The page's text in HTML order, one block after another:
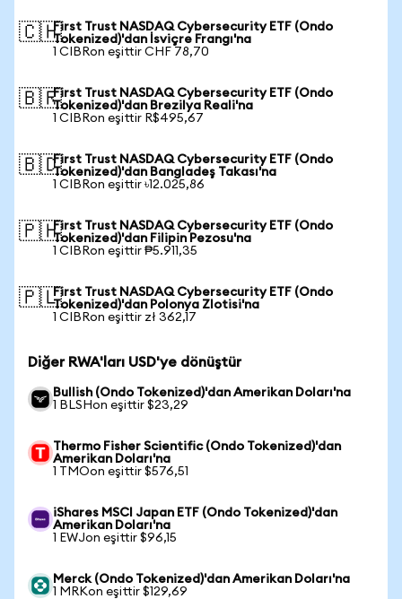
🇨🇭First Trust NASDAQ Cybersecurity ETF (Ondo
Tokenized)'dan İsviçre Frangı'na
1 CIBRon eşittir CHF 78,70
🇧🇷First Trust NASDAQ Cybersecurity ETF (Ondo
Tokenized)'dan Brezilya Reali'na
1 CIBRon eşittir R$495,67
🇧🇩First Trust NASDAQ Cybersecurity ETF (Ondo
Tokenized)'dan Bangladeş Takası'na
1 CIBRon eşittir ৳12.025,86
🇵🇭First Trust NASDAQ Cybersecurity ETF (Ondo
Tokenized)'dan Filipin Pezosu'na
1 CIBRon eşittir ₱5.911,35
🇵🇱First Trust NASDAQ Cybersecurity ETF (Ondo
Tokenized)'dan Polonya Zlotisi'na
1 CIBRon eşittir zł 362,17
Diğer RWA'ları USD'ye dönüştür
Bullish (Ondo Tokenized)'dan Amerikan Doları'na
1 BLSHon eşittir $23,29
Thermo Fisher Scientific (Ondo Tokenized)'dan
Amerikan Doları'na
1 TMOon eşittir $576,51
iShares MSCI Japan ETF (Ondo Tokenized)'dan
Amerikan Doları'na
1 EWJon eşittir $96,15
Merck (Ondo Tokenized)'dan Amerikan Doları'na
1 MRKon eşittir $129,69